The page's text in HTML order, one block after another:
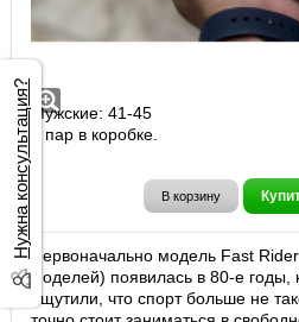
Кроссовки Puma
3
Мужские: 41-45
8 пар в коробке.
В корзину
Первоначально модель Fast
моделей) появилась в 80-е годы,
ощутили, что спорт больше не
Нужна консультация?